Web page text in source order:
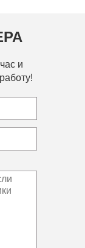
и